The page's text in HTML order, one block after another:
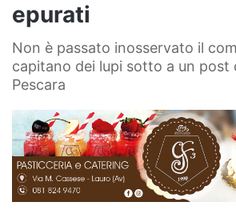
epurati
Non è passato inosservato il
capitano dei lupi sotto a un post
Pescara